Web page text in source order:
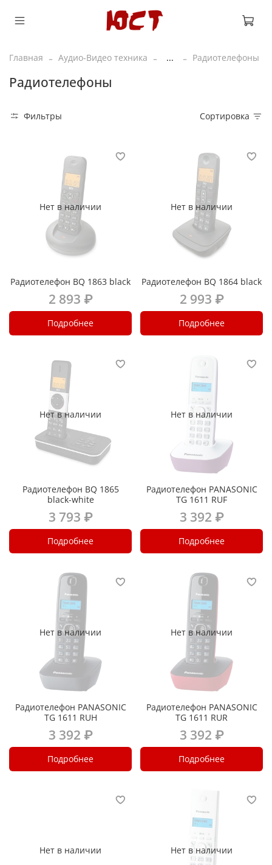
Главная Аудио-Видео техника ... Радиотелефоны
Радиотелефоны
Фильтры Сортировка
Нет в наличии
Радиотелефон BQ 1863 black
2 893 ₽
Подробнее
Нет в наличии
Радиотелефон BQ 1864 black
2 993 ₽
Подробнее
Нет в наличии
Радиотелефон BQ 1865
black-white
3 793 ₽
Подробнее
Нет в наличии
Радиотелефон PANASONIC
TG 1611 RUF
3 392 ₽
Подробнее
Нет в наличии
Радиотелефон PANASONIC
TG 1611 RUH
3 392 ₽
Подробнее
Нет в наличии
Радиотелефон PANASONIC
TG 1611 RUR
3 392 ₽
Подробнее
Нет в наличии Нет в наличии